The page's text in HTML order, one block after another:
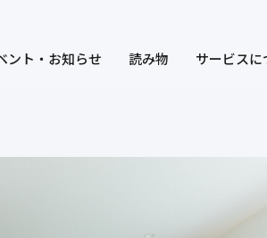
ント・お知らせ 読み物 サービス